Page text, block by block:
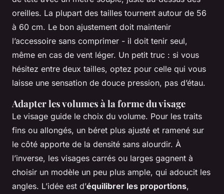
oreilles. La plupart des tailles tournent autour de 56
à 60 cm. Le bon ajustement doit maintenir
l’accessoire sans comprimer - il doit tenir seul,
même en cas de vent léger. Un petit truc : si vous
hésitez entre deux tailles, optez pour celle qui vous
laisse une sensation de douce pression, pas d’étau.
Adapter les volumes à la forme du visage
Le visage guide le choix du volume. Pour les traits
fins ou allongés, un béret plus ajusté et ramené sur
le côté apporte de la densité sans alourdir. À
l’inverse, les visages carrés ou larges gagnent à
choisir un modèle un peu plus ample, qui adoucit les
angles. L’idée est d’équilibrer les proportions,